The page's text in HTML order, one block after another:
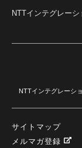
NTTインテグレーシ
NTTインテグレーシ
サイトマップ
メルマガ登録